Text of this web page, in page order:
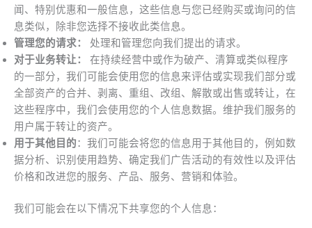
闻、特别优惠和一般信息，这些信息与您已经购买或询问的信
息类似，除非您选择不接收此类信息。
管理您的请求：
处理和管理您向我们提出的请求。
对于业务转让：
在持续经营中或作为破产、清算或类似程序
的一部分，我们可能会使用您的信息来评估或实现我们部分或
全部资产的合并、剥离、重组、改组、解散或出售或转让，在
这些程序中，我们会使用您的个人信息数据。维护我们服务的
用户属于转让的资产。
用于其他目的：我们可能会将您的信息用于其他目的，例如数
据分析、识别使用趋势、确定我们广告活动的有效性以及评估
价格和改进您的服务、产品、服务、营销和体验。
我们可能会在以下情况下共享您的个人信息：